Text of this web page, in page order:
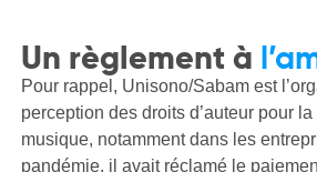
Un règlement à
Pour rappel, Unisono/Sabam est
perception des droits d’auteur pour
musique, notamment dans les
pandémie, il avait réclamé le